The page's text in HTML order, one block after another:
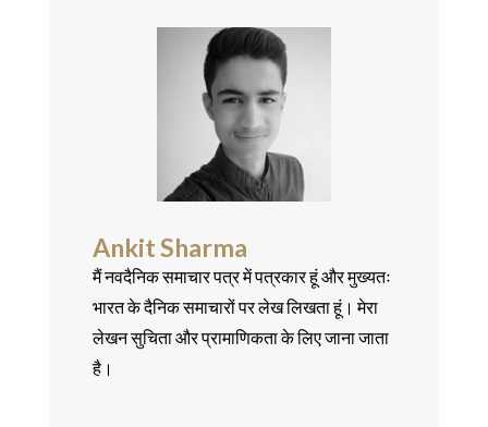
Ankit Sharma
मैं नवदैनिक समाचार पत्र में पत्रकार हूं और मुख्यतः
भारत के दैनिक समाचारों पर लेख लिखता हूं। मेरा
लेखन सुचिता और प्रामाणिकता के लिए जाना जाता
है।